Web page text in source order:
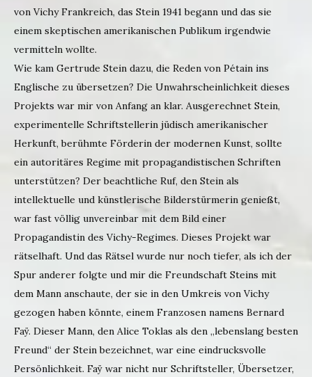
von Vichy Frankreich, das Stein 1941 begann und das sie
einem skeptischen amerikanischen Publikum irgendwie
vermitteln wollte.
Wie kam Gertrude Stein dazu, die Reden von Pétain ins
Englische zu übersetzen? Die Unwahrscheinlichkeit dieses
Projekts war mir von Anfang an klar. Ausgerechnet Stein,
experimentelle Schriftstellerin jüdisch amerikanischer
Herkunft, berühmte Förderin der modernen Kunst, sollte
ein autoritäres Regime mit propagandistischen Schriften
unterstützen? Der beachtliche Ruf, den Stein als
intellektuelle und künstlerische Bilderstürmerin genießt,
war fast völlig unvereinbar mit dem Bild einer
Propagandistin des Vichy-Regimes. Dieses Projekt war
rätselhaft. Und das Rätsel wurde nur noch tiefer, als ich der
Spur anderer folgte und mir die Freundschaft Steins mit
dem Mann anschaute, der sie in den Umkreis von Vichy
gezogen haben könnte, einem Franzosen namens Bernard
Faÿ. Dieser Mann, den Alice Toklas als den „lebenslang besten
Freund“ der Stein bezeichnet, war eine eindrucksvolle
Persönlichkeit. Faÿ war nicht nur Schriftsteller, Übersetzer,